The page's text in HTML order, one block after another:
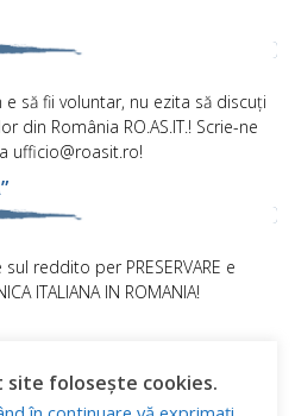
să fii voluntar, nu ezita să discuți
din România RO.AS.IT.! Scrie-ne
ufficio@roasit.ro!
reddito per PRESERVARE e
ITALIANA IN ROMANIA!
site folosește cookies.